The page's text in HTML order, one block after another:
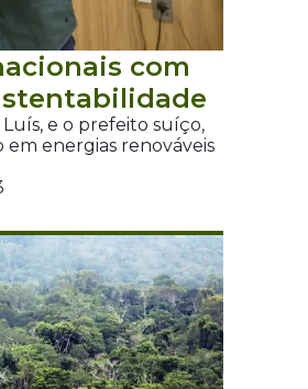
com
e o prefeito suíço,
em energias renováveis